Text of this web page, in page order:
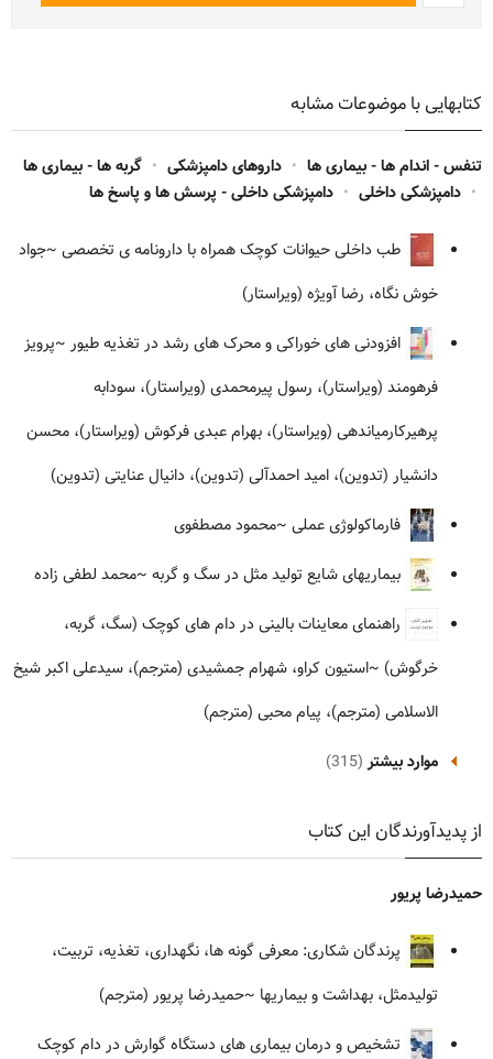
کتابهایی با موضوعات مشابه
تنفس - اندام ها - بیماری ها • داروهای دامپزشکی • گربه ها - بیماری ها
• دامپزشکی داخلی • دامپزشکی داخلی - پرسش ها و پاسخ ها
طب داخلی حیوانات کوچک همراه با دارونامه ی تخصصی ~جواد
خوش نگاه، رضا آویژه (ویراستار)
افزودنی های خوراکی و محرک های رشد در تغذیه طیور ~پرویز
فرهومند (ویراستار)، رسول پیرمحمدی (ویراستار)، سودابه
پرهیرکارمیاندهی (ویراستار)، بهرام عبدی فرکوش (ویراستار)، محسن
دانشیار (تدوین)، امید احمدآلی (تدوین)، دانیال عنایتی (تدوین)
فارماکولوژی عملی ~محمود مصطفوی
بیماریهای شایع تولید مثل در سگ و گربه ~محمد لطفی زاده
راهنمای معاینات بالینی در دام های کوچک (سگ، گربه،
خرگوش) ~استیون کراو، شهرام جمشیدی (مترجم)، سیدعلی اکبر شیخ
الاسلامی (مترجم)، پیام محبی (مترجم)
موارد بیشتر (315)
از پدیدآورندگان این کتاب
حمیدرضا پریور
پرندگان شکاری: معرفی گونه ها، نگهداری، تغذیه، تربیت،
تولیدمثل، بهداشت و بیماریها ~حمیدرضا پریور (مترجم)
تشخیص و درمان بیماری های دستگاه گوارش در دام کوچک